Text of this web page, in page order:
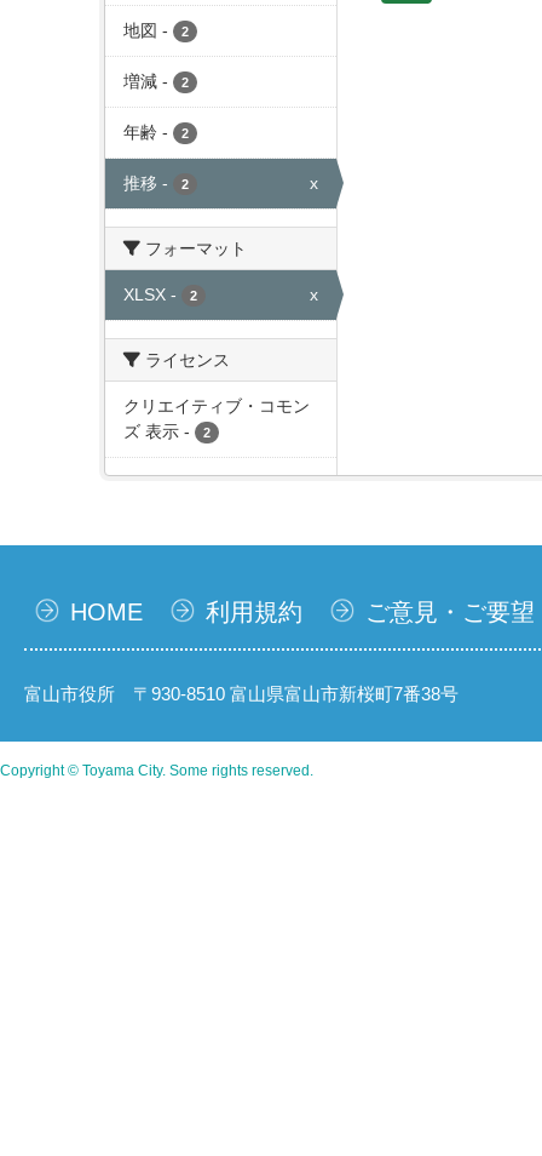
地図 - 2
増減 - 2
年齢 - 2
推移 - 2 x
フォーマット
XLSX - 2 x
ライセンス
クリエイティブ・コモン
ズ 表示 - 2
HOME 利用規約 ご意見・ご要望
富山市役所 〒930-8510 富山県富山市新桜町7番38号
Copyright © Toyama City. Some rights reserved.